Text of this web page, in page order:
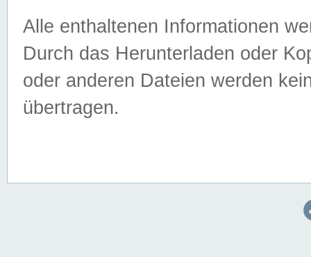
Alle enthaltenen Informationen
Durch das Herunterladen oder
oder anderen Dateien werden
übertragen.